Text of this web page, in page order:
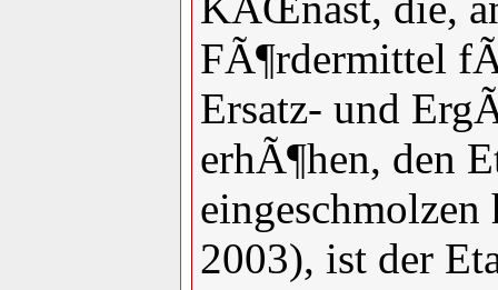
FÃ¶rdermittel
Ersatz- und
erhÃ¶hen, den
2003), ist der